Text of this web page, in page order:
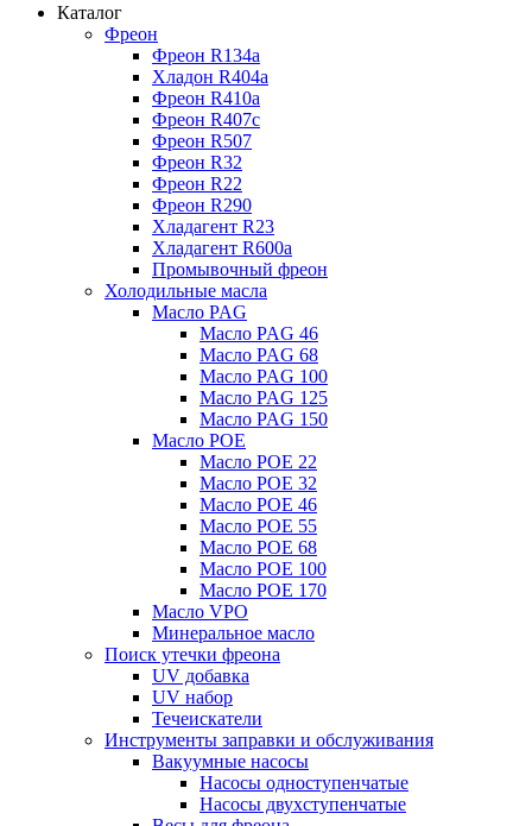
Каталог
Фреон
Фреон R134a
Хладон R404a
Фреон R410a
Фреон R407с
Фреон R507
Фреон R32
Фреон R22
Фреон R290
Хладагент R23
Хладагент R600a
Промывочный фреон
Холодильные масла
Масло PAG
Масло PAG 46
Масло PAG 68
Масло PAG 100
Масло PAG 125
Масло PAG 150
Масло POE
Масло POE 22
Масло POE 32
Масло POE 46
Масло POE 55
Масло POE 68
Масло POE 100
Масло POE 170
Масло VPO
Минеральное масло
Поиск утечки фреона
UV добавка
UV набор
Течеискатели
Инструменты заправки и обслуживания
Вакуумные насосы
Насосы одноступенчатые
Насосы двухступенчатые